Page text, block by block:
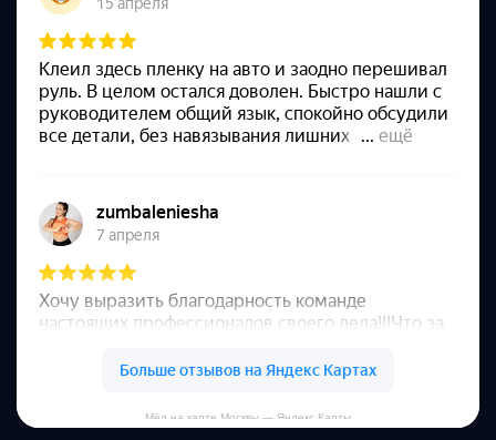
Мёд на карте Москвы — Яндекс Карты